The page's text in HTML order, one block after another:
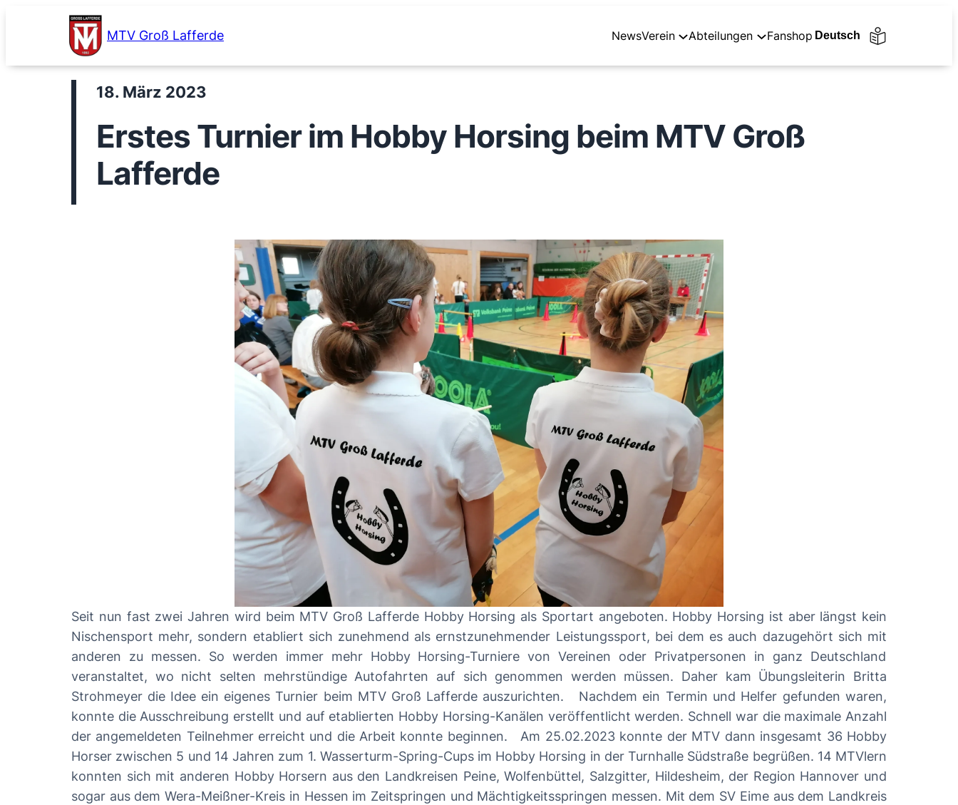
MTV Groß Lafferde NewsVerein Abteilungen Fanshop
18. März 2023
Erstes Turnier im Hobby Horsing beim MTV Groß
Lafferde
Seit nun fast zwei Jahren wird beim MTV Groß Lafferde Hobby Horsing als Sportart angeboten. Hobby Horsing ist aber längst kein
Nischensport mehr, sondern etabliert sich zunehmend als ernstzunehmender Leistungssport, bei dem es auch dazugehört sich mit
anderen zu messen. So werden immer mehr Hobby Horsing-Turniere von Vereinen oder Privatpersonen in ganz Deutschland
veranstaltet, wo nicht selten mehrstündige Autofahrten auf sich genommen werden müssen. Daher kam Übungsleiterin Britta
Strohmeyer die Idee ein eigenes Turnier beim MTV Groß Lafferde auszurichten. Nachdem ein Termin und Helfer gefunden waren,
konnte die Ausschreibung erstellt und auf etablierten Hobby Horsing-Kanälen veröffentlicht werden. Schnell war die maximale Anzahl
der angemeldeten Teilnehmer erreicht und die Arbeit konnte beginnen. Am 25.02.2023 konnte der MTV dann insgesamt 36 Hobby
Horser zwischen 5 und 14 Jahren zum 1. Wasserturm-Spring-Cups im Hobby Horsing in der Turnhalle Südstraße begrüßen. 14 MTVlern
konnten sich mit anderen Hobby Horsern aus den Landkreisen Peine, Wolfenbüttel, Salzgitter, Hildesheim, der Region Hannover und
sogar aus dem Wera-Meißner-Kreis in Hessen im Zeitspringen und Mächtigkeitsspringen messen. Mit dem SV Eime aus dem Landkreis